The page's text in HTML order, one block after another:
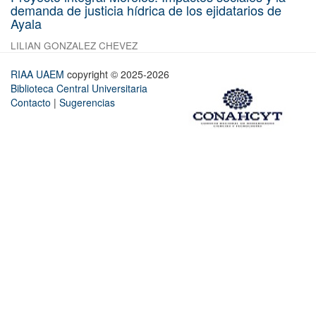
demanda de justicia hídrica de los ejidatarios de
Ayala
LILIAN GONZALEZ CHEVEZ
RIAA UAEM copyright © 2025-2026
Biblioteca Central Universitaria
Contacto | Sugerencias